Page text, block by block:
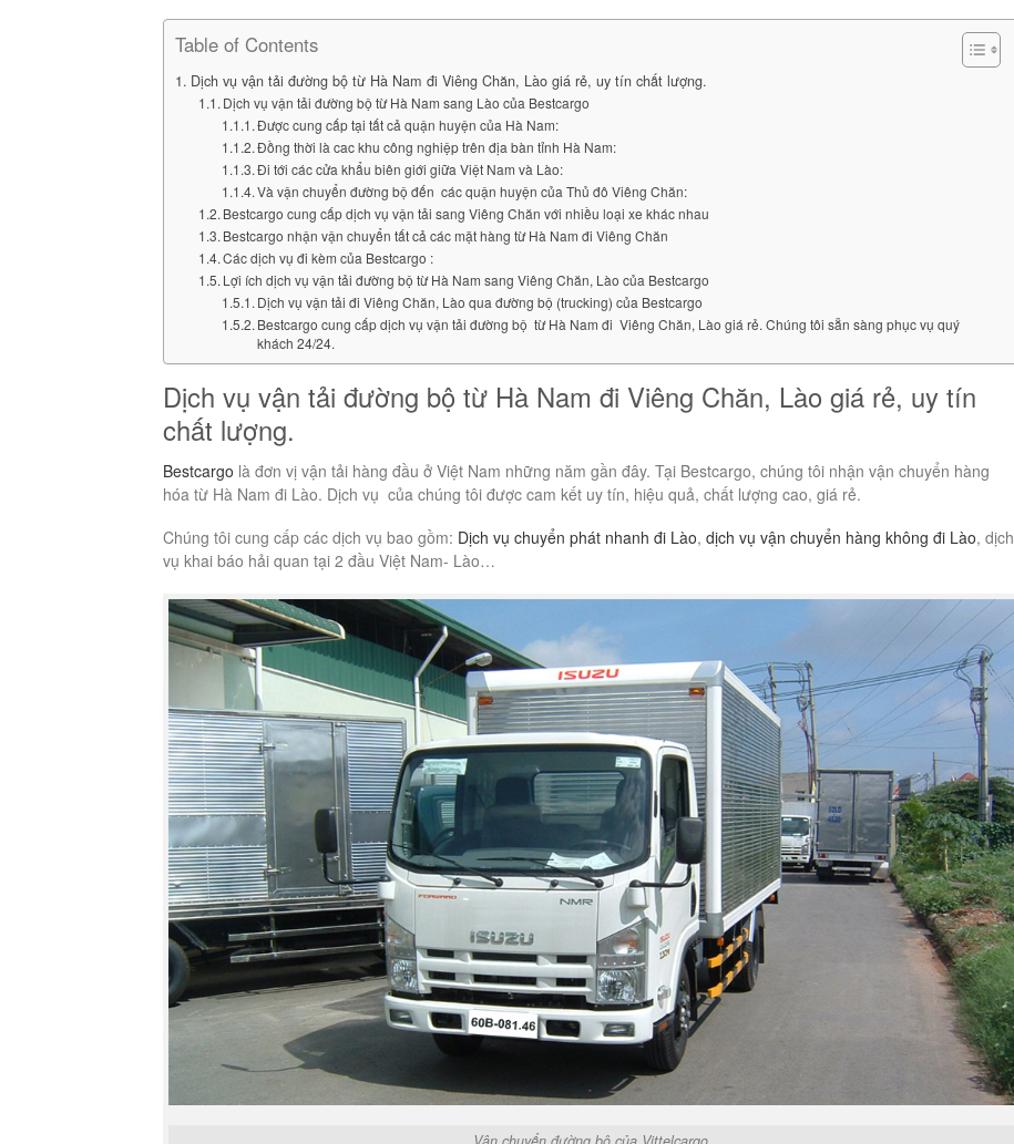
Table of Contents
Dịch vụ vận tải đường bộ từ Hà Nam đi Viêng Chăn, Lào giá rẻ, uy tín chất lượng.
Dịch vụ vận tải đường bộ từ Hà Nam sang Lào của Bestcargo
Được cung cấp tại tất cả quận huyện của Hà Nam:
Đồng thời là cac khu công nghiệp trên địa bàn tỉnh Hà Nam:
Đi tới các cửa khẩu biên giới giữa Việt Nam và Lào:
Và vận chuyển đường bộ đến các quận huyện của Thủ đô Viêng Chăn:
Bestcargo cung cấp dịch vụ vận tải sang Viêng Chăn với nhiều loại xe khác nhau
Bestcargo nhận vận chuyển tất cả các mặt hàng từ Hà Nam đi Viêng Chăn
Các dịch vụ đi kèm của Bestcargo :
Lợi ích dịch vụ vận tải đường bộ từ Hà Nam sang Viêng Chăn, Lào của Bestcargo
Dịch vụ vận tải đi Viêng Chăn, Lào qua đường bộ (trucking) của Bestcargo
Bestcargo cung cấp dịch vụ vận tải đường bộ từ Hà Nam đi Viêng Chăn, Lào giá rẻ. Chúng tôi sẵn sàng phục vụ quý
khách 24/24.
Dịch vụ vận tải đường bộ từ Hà Nam đi Viêng Chăn, Lào giá rẻ, uy tín
chất lượng.
Bestcargo là đơn vị vận tải hàng đầu ở Việt Nam những năm gần đây. Tại Bestcargo, chúng tôi nhận vận chuyển hàng
hóa từ Hà Nam đi Lào. Dịch vụ của chúng tôi được cam kết uy tín, hiệu quả, chất lượng cao, giá rẻ.
Chúng tôi cung cấp các dịch vụ bao gồm: Dịch vụ chuyển phát nhanh đi Lào, dịch vụ vận chuyển hàng không đi Lào, dịch
vụ khai báo hải quan tại 2 đầu Việt Nam- Lào…